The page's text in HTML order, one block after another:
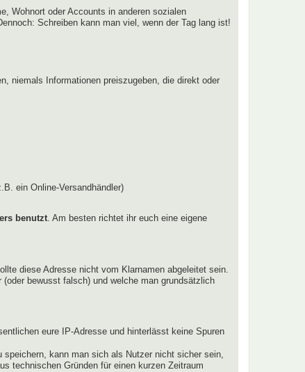
Wohnort oder Accounts in anderen sozialen
Schreiben kann man viel, wenn der Tag lang ist!
niemals Informationen preiszugeben, die direkt oder
ein Online-Versandhändler)
benutzt . Am besten richtet ihr euch eine eigene
diese Adresse nicht vom Klarnamen abgeleitet sein.
bewusst falsch) und welche man grundsätzlich
eure IP-Adresse und hinterlässt keine Spuren
kann man sich als Nutzer nicht sicher sein,
technischen Gründen für einen kurzen Zeitraum